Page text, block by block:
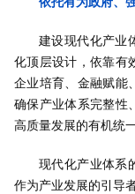
建设现代化产业
化顶层设计，依靠有
企业培育、金融赋能
确保产业体系完整性
高质量发展的有机统一
现代化产业体系
作为产业发展的引导